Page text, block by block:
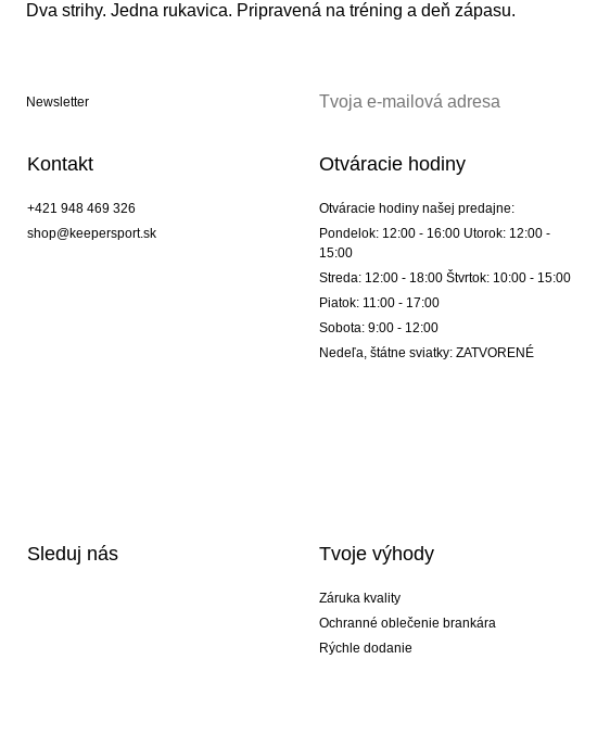
Dva strihy. Jedna rukavica. Pripravená na tréning a deň zápasu.
Newsletter
Kontakt
+421 948 469 326
shop@keepersport.sk
Otváracie hodiny
Otváracie hodiny našej predajne:
Pondelok: 12:00 - 16:00 Utorok: 12:00 -
15:00
Streda: 12:00 - 18:00 Štvrtok: 10:00 - 15:00
Piatok: 11:00 - 17:00
Sobota: 9:00 - 12:00
Nedeľa, štátne sviatky: ZATVORENÉ
Sleduj nás Tvoje výhody
Záruka kvality
Ochranné oblečenie brankára
Rýchle dodanie